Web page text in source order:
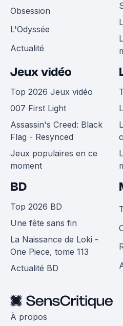
Obsession
L'Odyssée
Actualité
Jeux vidéo
Top 2026 Jeux vidéo
007 First Light
Assassin's Creed: Black
Flag - Resynced
Jeux populaires en ce
moment
BD
Top 2026 BD
Une fête sans fin
La Naissance de Loki -
One Piece, tome 113
Actualité BD
À propos